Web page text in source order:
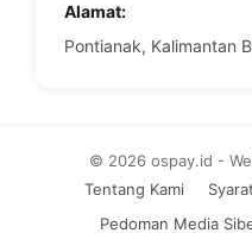
Alamat:
Pontianak, Kalimantan
Tentang Kami
Pedoman Media
© 2026 ospay.id -